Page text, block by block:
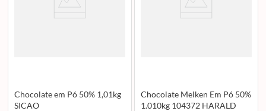
Chocolate em Pó 50% 1,01kg
SICAO
Chocolate Melken Em Pó 50%
1.010kg 104372 HARALD